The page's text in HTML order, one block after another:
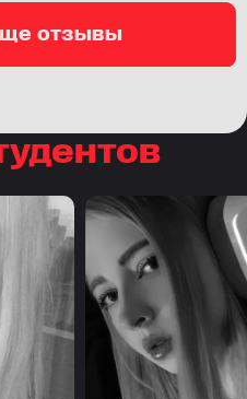
отзывы